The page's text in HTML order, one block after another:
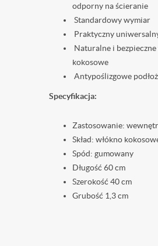
odporny na ścieranie
Standardowy wymiar
Praktyczny
Naturalne i bezpieczne
kokosowe
Antypoślizgowe
Specyfikacja:
Zastosowanie:
Skład: włókno
Spód: gumowany
Długość 60 cm
Szerokość 40 cm
Grubość 1,3 cm